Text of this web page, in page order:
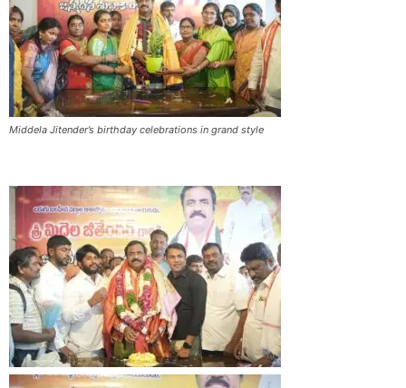
Middela Jitender’s birthday celebrations in grand style